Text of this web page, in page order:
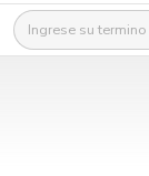
Buscar: